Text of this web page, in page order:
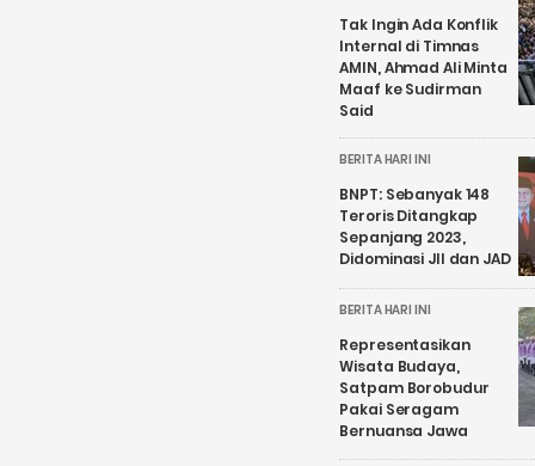
Tak Ingin Ada Konflik
Internal di Timnas
AMIN, Ahmad Ali Minta
Maaf ke Sudirman
Said
BERITA HARI INI
BNPT: Sebanyak 148
Teroris Ditangkap
Sepanjang 2023,
Didominasi JII dan JAD
BERITA HARI INI
Representasikan
Wisata Budaya,
Satpam Borobudur
Pakai Seragam
Bernuansa Jawa